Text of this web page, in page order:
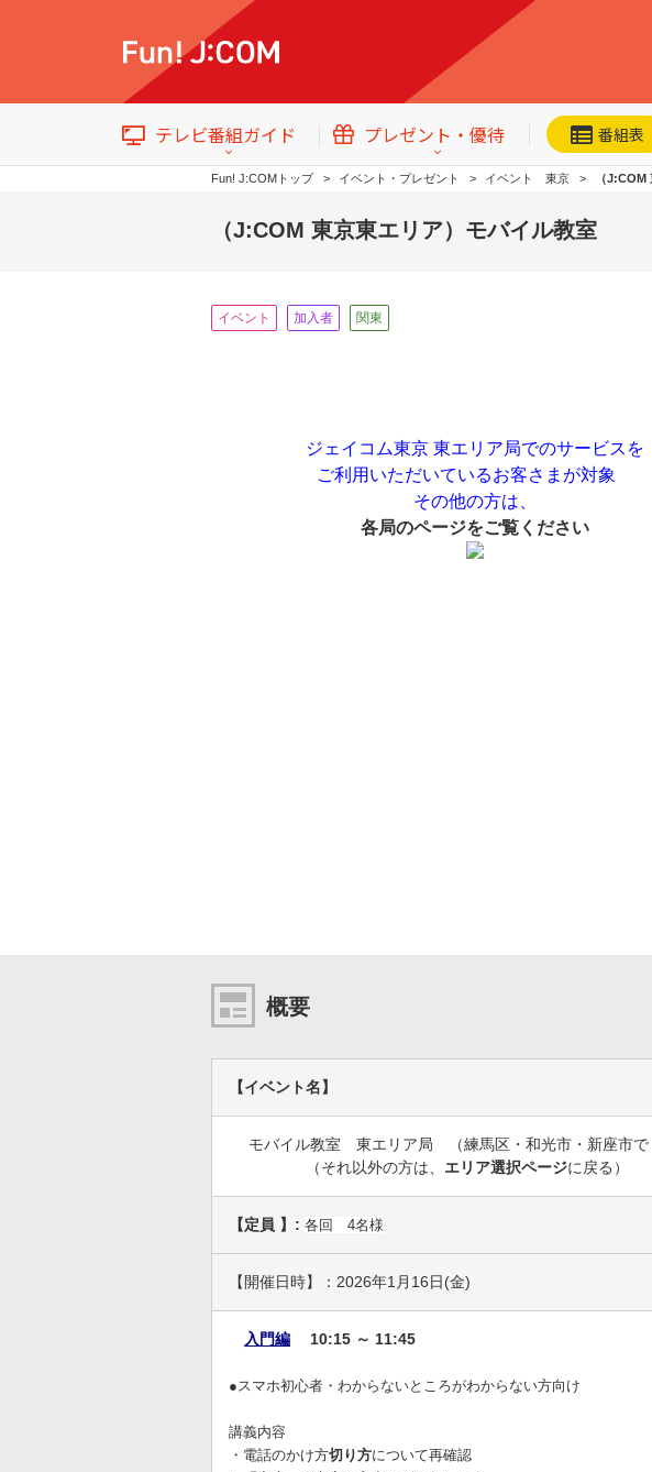
テレビ番組ガイド プレゼント・優待 番組表
テレビ番組情報トップ
邦画 海外ドラマ
Fun! J:COMトップ イベント・プレゼント イベント 東京 （
（J:COM 東京東エリア）モバイル教室
イベント 加入者 関東
ジェイコム東京 東エリア局でのサービスを
ご利用いただいているお客さまが対象
その他の方は、
各局のページをご覧ください
概要
【イベント名】
モバイル教室 東エリア局 （練馬区・和光市・新座市で
（それ以外の方は、 エリア選択ページに戻る）
【定員 】: 各回 4名様
【開催日時】：2026年1月16日(金)
入門編 10:15 ～ 11:45
●スマホ初心者・わからないところがわからない方向け
講義内容
・電話のかけ方切り方について再確認